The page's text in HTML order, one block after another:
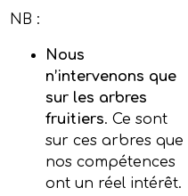
NB :
Nous
n’intervenons que
sur les arbres
fruitiers. Ce sont
sur ces arbres que
nos compétences
ont un réel intérêt.